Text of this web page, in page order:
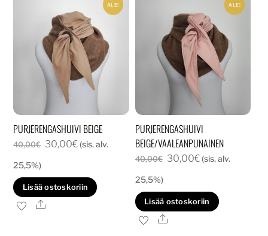
ALE!
PURJERENGASHUIVI BEIGE
40,00€ Alkuperäinen
oli:
40,00€.
30,00€Nykyinen
on:
30,00€.
(sis. alv.
25,5%)
Lisää ostoskoriin
Ale
ALE!
PURJERENGASHUIVI
BEIGE/VAALEANPUNAINEN
40,00€ Alkuperäinen
oli:
40,00€.
30,00€Nykyinen
on:
30,00€.
(sis. alv.
25,5%)
Lisää ostoskoriin
Ale